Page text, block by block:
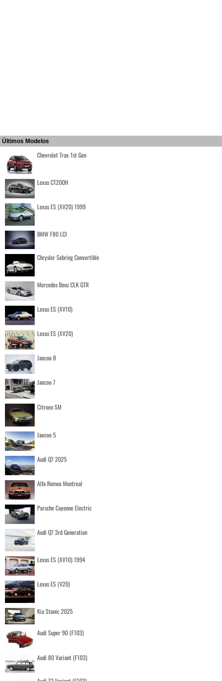
Últimos Modelos
Chevrolet Trax 1st Gen
Lexus CT200H
Lexus ES (XV20) 1999
BMW F80 LCI
Chrysler Sebring Convertible
Mercedes Benz CLK GTR
Lexus ES (XV10)
Lexus ES (XV20)
Jaecoo 8
Jaecoo 7
Citroen SM
Jaecoo 5
Audi Q7 2025
Alfa Romeo Montreal
Porsche Cayenne Electric
Audi Q7 3rd Generation
Lexus ES (XV10) 1994
Lexus ES (V20)
Kia Stonic 2025
Audi Super 90 (F103)
Audi 80 Variant (F103)